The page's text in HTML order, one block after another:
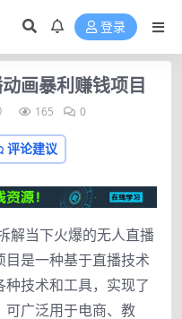
登录
画暴利赚钱项目
165 0
评论建议
解当下火爆的无人直播
是一种基于直播技术
技术和工具，实现了
可广泛用于电商、教